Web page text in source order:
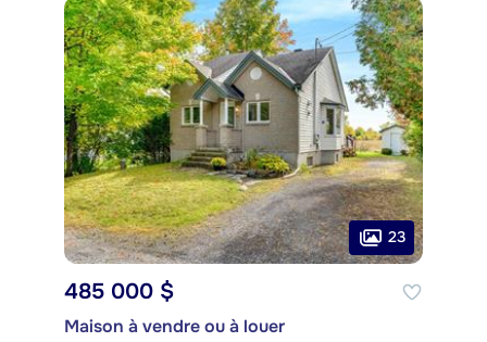
23
485 000 $
Maison à vendre ou à louer